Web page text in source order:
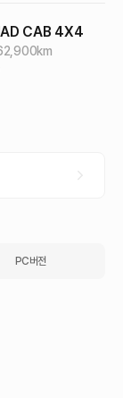
CAB 4X4
km
PC버전